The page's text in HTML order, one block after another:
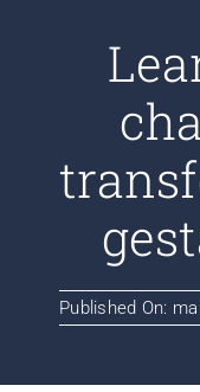
Published On: